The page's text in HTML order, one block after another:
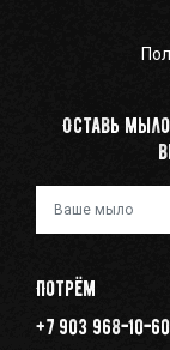
Оставь
Потрём
+7 903 968-10-60